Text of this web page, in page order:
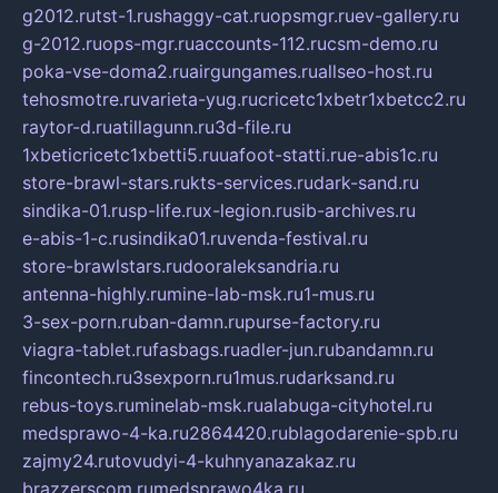
g2012.rutst-1.rushaggy-cat.ruopsmgr.ruev-gallery.ru
g-2012.ruops-mgr.ruaccounts-112.rucsm-demo.ru
poka-vse-doma2.ruairgungames.ruallseo-host.ru
tehosmotre.ruvarieta-yug.rucricetc1xbetr1xbetcc2.ru
raytor-d.ruatillagunn.ru3d-file.ru
1xbeticricetc1xbetti5.ruuafoot-statti.rue-abis1c.ru
store-brawl-stars.rukts-services.rudark-sand.ru
sindika-01.rusp-life.rux-legion.rusib-archives.ru
e-abis-1-c.rusindika01.ruvenda-festival.ru
store-brawlstars.rudooraleksandria.ru
antenna-highly.rumine-lab-msk.ru1-mus.ru
3-sex-porn.ruban-damn.rupurse-factory.ru
viagra-tablet.rufasbags.ruadler-jun.rubandamn.ru
fincontech.ru3sexporn.ru1mus.rudarksand.ru
rebus-toys.ruminelab-msk.rualabuga-cityhotel.ru
medsprawo-4-ka.ru2864420.rublagodarenie-spb.ru
zajmy24.rutovudyi-4-kuhnyanazakaz.ru
brazzerscom.rumedsprawo4ka.ru